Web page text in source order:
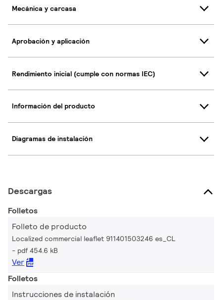
Mecánica y carcasa
Aprobación y aplicación
Rendimiento inicial (cumple con normas IEC)
Información del producto
Diagramas de instalación
Descargas
Folletos
Folleto de producto
Localized commercial leaflet 911401503246 es_CL
pdf 454.6 kB
Ver
Folletos
Instrucciones de instalación